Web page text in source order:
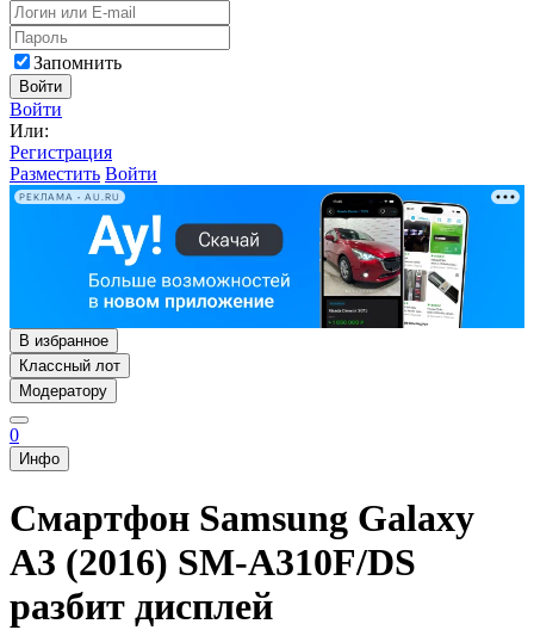
Запомнить
Войти
Войти
Или:
Регистрация
Разместить Войти
РЕКЛАМА • AU.RU
В избранное
Классный лот
Модератору
0
Инфо
Смартфон Samsung Galaxy
A3 (2016) SM-A310F/DS
разбит дисплей